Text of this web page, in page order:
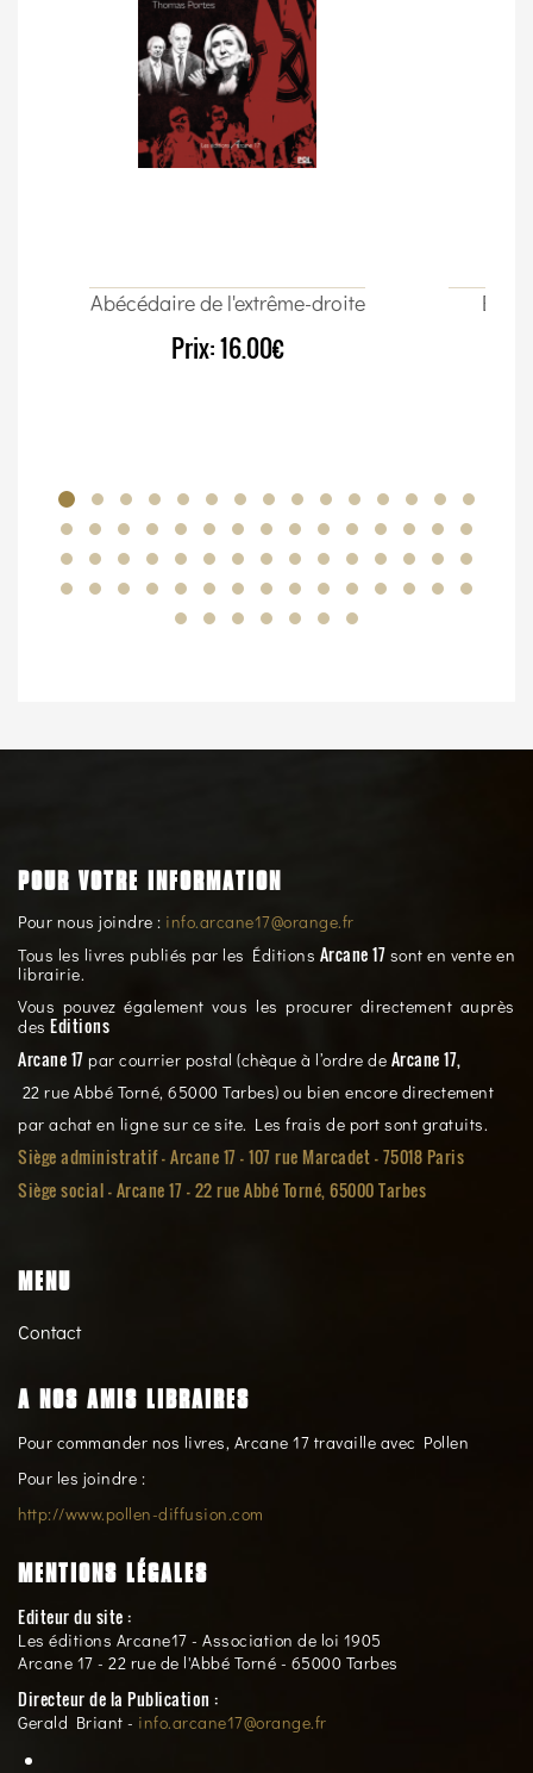
Abécédaire de l'extrême-droite
Prix:16.00€
POUR VOTRE INFORMATION
Pour nous joindre : info.arcane17@orange.fr
Tous les livres publiés par les Éditions Arcane 17 sont en vente en
librairie.
Vous pouvez également vous les procurer directement auprès
des Editions
Arcane 17 par courrier postal (chèque à l’ordre de Arcane 17,
22 rue Abbé Torné, 65000 Tarbes) ou bien encore directement
par achat en ligne sur ce site. Les frais de port sont gratuits.
Siège administratif - Arcane 17 - 107 rue Marcadet - 75018 Paris
Siège social -Arcane 17 - 22 rue Abbé Torné, 65000 Tarbes
MENU
Contact
A NOS AMIS LIBRAIRES
Pour commander nos livres, Arcane 17 travaille avec Pollen
Pour les joindre :
http://www.pollen-diffusion.com
MENTIONS LÉGALES
Editeur du site :
Les éditions Arcane17 - Association de loi 1905
Arcane 17 - 22 rue de l'Abbé Torné - 65000 Tarbes
Directeur de la Publication :
Gerald Briant - info.arcane17@orange.fr